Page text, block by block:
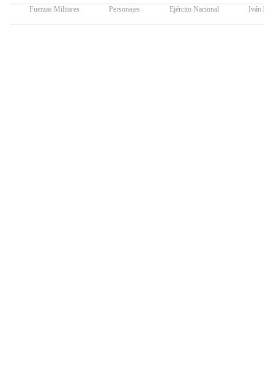
Fuerzas Militares Personajes Ejército Nacional Iván